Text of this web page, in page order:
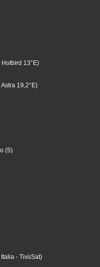
13°E)
19,2°E)
(5)
- TivùSat)